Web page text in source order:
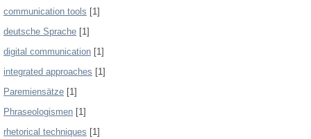
communication tools [1]
deutsche Sprache [1]
digital communication [1]
integrated approaches [1]
Paremiensätze [1]
Phraseologismen [1]
rhetorical techniques [1]